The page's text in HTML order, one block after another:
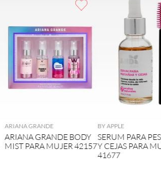
ARIANA GRANDE
ARIANA GRANDE BODY
MIST PARA MUJER 42157
BY APPLE
SERUM PARA
Y CEJAS PARA
41677